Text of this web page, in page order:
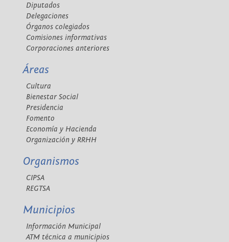
Diputados
Delegaciones
Órganos colegiados
Comisiones informativas
Corporaciones anteriores
Áreas
Cultura
Bienestar Social
Presidencia
Fomento
Economía y Hacienda
Organización y RRHH
Organismos
CIPSA
REGTSA
Municipios
Información Municipal
ATM técnica a municipios